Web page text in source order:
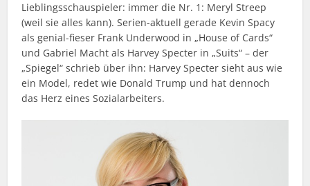
Lieblingsschauspieler: immer die Nr. 1: Meryl Streep
(weil sie alles kann). Serien-aktuell gerade Kevin Spacy
als genial-fieser Frank Underwood in „House of Cards“
und Gabriel Macht als Harvey Specter in „Suits“ – der
„Spiegel“ schrieb über ihn: Harvey Specter sieht aus wie
ein Model, redet wie Donald Trump und hat dennoch
das Herz eines Sozialarbeiters.